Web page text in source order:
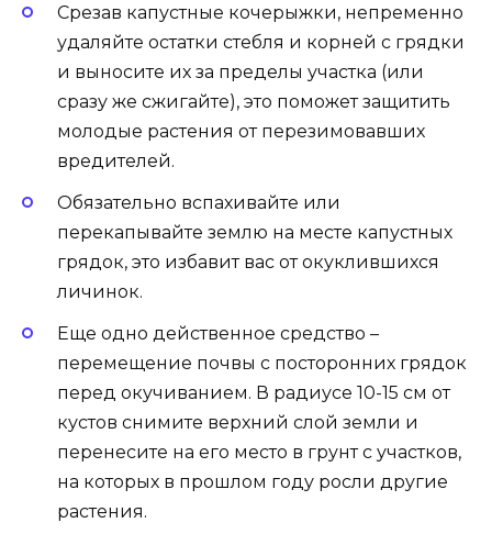
Срезав капустные кочерыжки, непременно
удаляйте остатки стебля и корней с грядки
и выносите их за пределы участка (или
сразу же сжигайте), это поможет защитить
молодые растения от перезимовавших
вредителей.
Обязательно вспахивайте или
перекапывайте землю на месте капустных
грядок, это избавит вас от окуклившихся
личинок.
Еще одно действенное средство –
перемещение почвы с посторонних грядок
перед окучиванием. В радиусе 10-15 см от
кустов снимите верхний слой земли и
перенесите на его место в грунт с участков,
на которых в прошлом году росли другие
растения.